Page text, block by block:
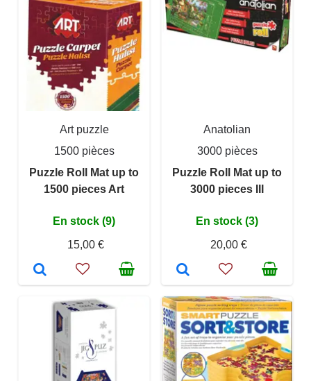
Art puzzle
1500 pièces
Puzzle Roll Mat up to
1500 pieces Art
En stock (9)
15,00 €
Anatolian
3000 pièces
Puzzle Roll Mat up to
3000 pieces III
En stock (3)
20,00 €